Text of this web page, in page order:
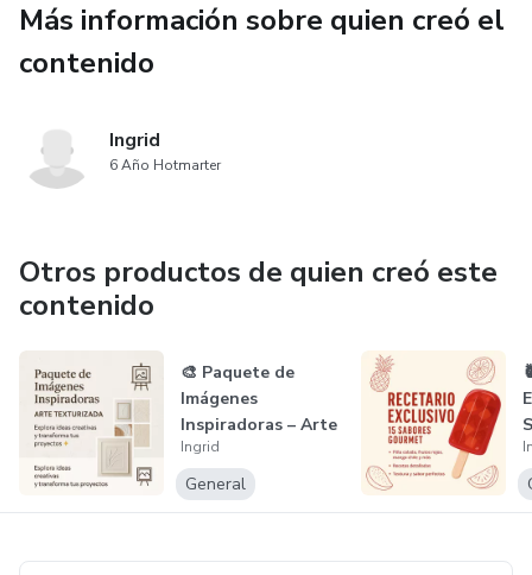
Más información sobre quien creó el
contenido
Ingrid
6 Año Hotmarter
Otros productos de quien creó este
contenido
🎨 Paquete de
Imágenes
Inspiradoras – Arte
Texturizada
Ingrid
General